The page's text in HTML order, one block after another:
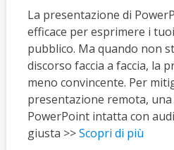
La presentazione di
efficace per esprimere i
pubblico. Ma quando non
discorso faccia a faccia, la
meno convincente. Per
presentazione remota,
PowerPoint intatta con
giusta >>Scopri di più